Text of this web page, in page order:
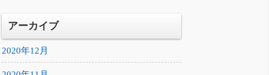
アーカイブ
2020年12月